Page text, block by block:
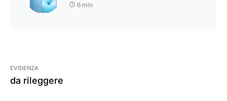
6 min
EVIDENZA
da rileggere